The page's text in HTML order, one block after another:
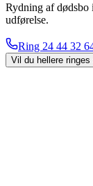
Rydning af
udførelse.
Ring 24 44 32
Vil du hellere ringes